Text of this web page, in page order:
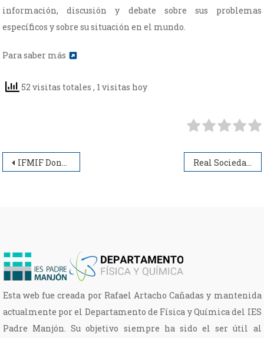
información, discusión y debate sobre sus problemas
específicos y sobre su situación en el mundo.
Para saber más
52 visitas totales, 1 visitas hoy
Navegación
IFMIF Dones Real Sociedad Española de Física
Esta web fue creada por Rafael Artacho Cañadas y mantenida
actualmente por el Departamento de Física y Química del IES
Padre Manjón. Su objetivo siempre ha sido el ser útil al